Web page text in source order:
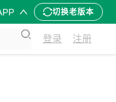
切换老版本
登录 注册